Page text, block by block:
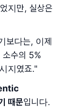
지만, 실상은
보다는, 이제
소수의 5%
지였죠."
때문입니다.